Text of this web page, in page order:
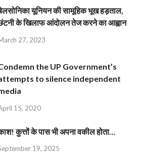
यूनियन की सामूहिक भूख हड़ताल,
के खिलाफ आंदोलन तेज करने का आह्वान
27, 2023
the UP Government’s
to silence independent
15, 2020
कुत्तों के पास भी अपना वकील होता…
19, 2025